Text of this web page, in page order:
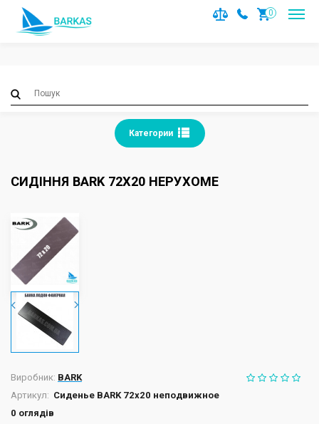
Notice
: Trying to access array offset on value of type null in
/var/www/barkas/data/www/barkas.com.ua/catalog/
on line36
0
Категории
СИДІННЯ BARK 72Х20 НЕРУХОМЕ
Виробник: BARK
Артикул: Сиденье BARK 72х20 неподвижное
0 оглядів